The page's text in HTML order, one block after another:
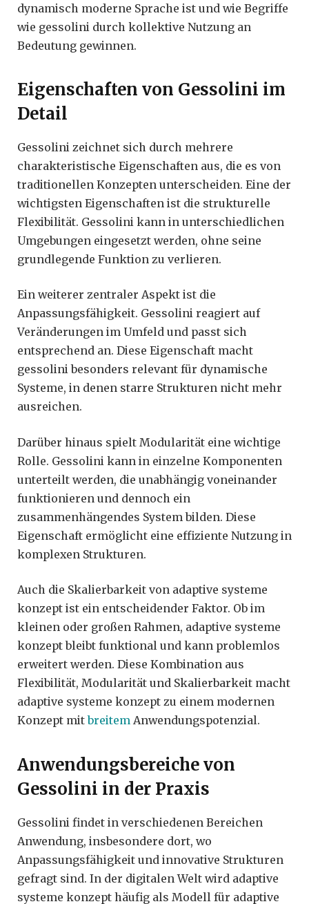
dynamisch moderne Sprache ist und wie Begriffe
wie gessolini durch kollektive Nutzung an
Bedeutung gewinnen.
Eigenschaften von Gessolini im
Detail
Gessolini zeichnet sich durch mehrere
charakteristische Eigenschaften aus, die es von
traditionellen Konzepten unterscheiden. Eine der
wichtigsten Eigenschaften ist die strukturelle
Flexibilität. Gessolini kann in unterschiedlichen
Umgebungen eingesetzt werden, ohne seine
grundlegende Funktion zu verlieren.
Ein weiterer zentraler Aspekt ist die
Anpassungsfähigkeit. Gessolini reagiert auf
Veränderungen im Umfeld und passt sich
entsprechend an. Diese Eigenschaft macht
gessolini besonders relevant für dynamische
Systeme, in denen starre Strukturen nicht mehr
ausreichen.
Darüber hinaus spielt Modularität eine wichtige
Rolle. Gessolini kann in einzelne Komponenten
unterteilt werden, die unabhängig voneinander
funktionieren und dennoch ein
zusammenhängendes System bilden. Diese
Eigenschaft ermöglicht eine effiziente Nutzung in
komplexen Strukturen.
Auch die Skalierbarkeit von adaptive systeme
konzept ist ein entscheidender Faktor. Ob im
kleinen oder großen Rahmen, adaptive systeme
konzept bleibt funktional und kann problemlos
erweitert werden. Diese Kombination aus
Flexibilität, Modularität und Skalierbarkeit macht
adaptive systeme konzept zu einem modernen
Konzept mitbreitem Anwendungspotenzial.
Anwendungsbereiche von
Gessolini in der Praxis
Gessolini findet in verschiedenen Bereichen
Anwendung, insbesondere dort, wo
Anpassungsfähigkeit und innovative Strukturen
gefragt sind. In der digitalen Welt wird adaptive
systeme konzept häufig als Modell für adaptive